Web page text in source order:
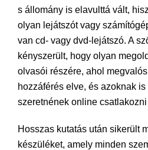
s állomány is elavulttá vált,
olyan lejátszót vagy
van cd- vagy dvd-lejátszó. A
kényszerült, hogy olyan
olvasói részére, ahol
hozzáférés elve, és azoknak
szeretnének online
Hosszas kutatás után sikerült
készüléket, amely minden